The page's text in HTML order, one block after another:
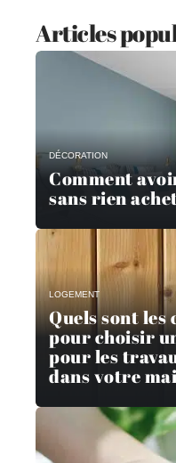
Articles
DÉCORATION
Comment
sans rien
LOGEMENT
Quels sont
pour choisir
pour les
dans votre